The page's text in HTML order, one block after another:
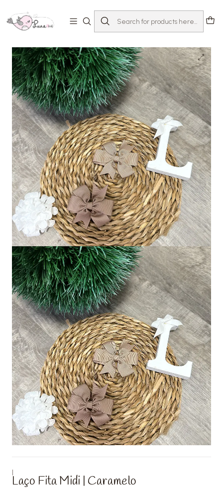
Acessórios
Ganchos & Fitas
Laço Fita Midi | Caramelo
|
Laço Fita Midi | Caramelo